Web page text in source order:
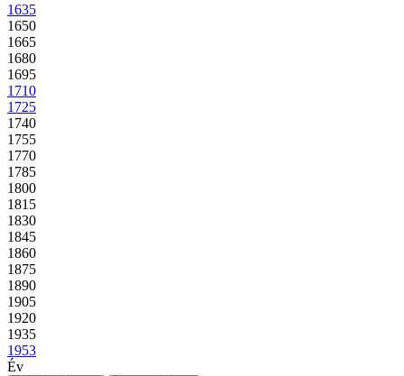
1635
1650
1665
1680
1695
1710
1725
1740
1755
1770
1785
1800
1815
1830
1845
1860
1875
1890
1905
1920
1935
1953
Év